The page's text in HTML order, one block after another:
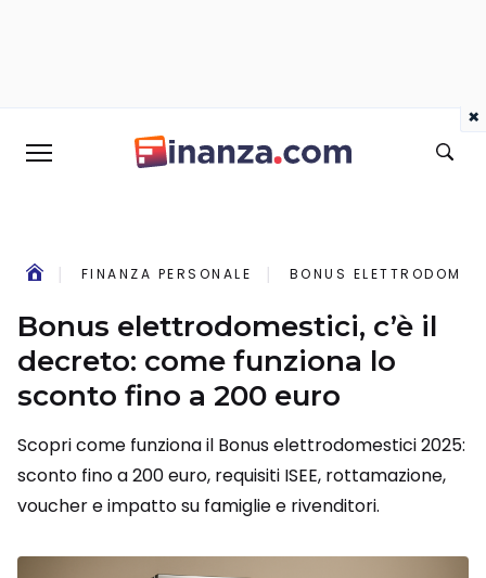
FINANZA PERSONALE BONUS
Bonus elettrodomestici, c’è il
decreto: come funziona lo
sconto fino a 200 euro
Scopri come funziona il Bonus elettrodomestici 2025:
sconto fino a 200 euro, requisiti ISEE, rottamazione,
voucher e impatto su famiglie e rivenditori.
×